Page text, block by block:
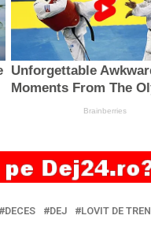
DECES DEJ LOVIT DE TREN